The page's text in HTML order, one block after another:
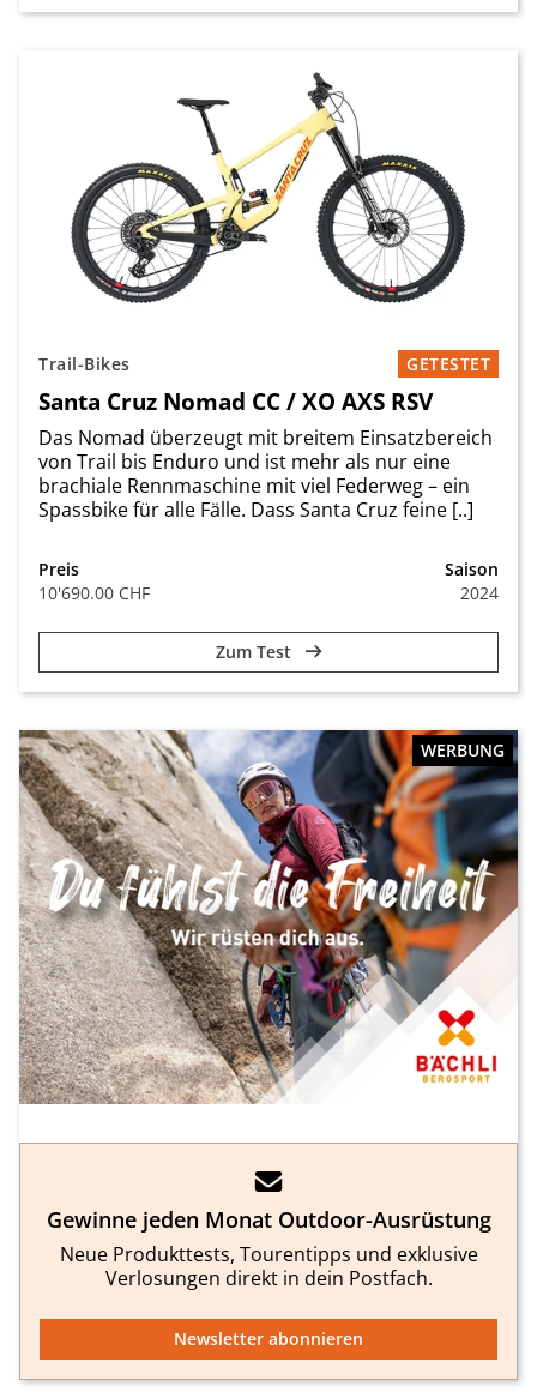
Trail-Bikes GETESTET
Santa Cruz Nomad CC / XO AXS RSV
Das Nomad überzeugt mit breitem Einsatzbereich
von Trail bis Enduro und ist mehr als nur eine
brachiale Rennmaschine mit viel Federweg – ein
Spassbike für alle Fälle. Dass Santa Cruz feine [..]
Preis
10'690.00 CHF
Saison
2024
Zum Test
WERBUNG
Gewinne jeden Monat Outdoor-Ausrüstung
Neue Produkttests, Tourentipps und exklusive
Verlosungen direkt in dein Postfach.
Newsletter abonnieren